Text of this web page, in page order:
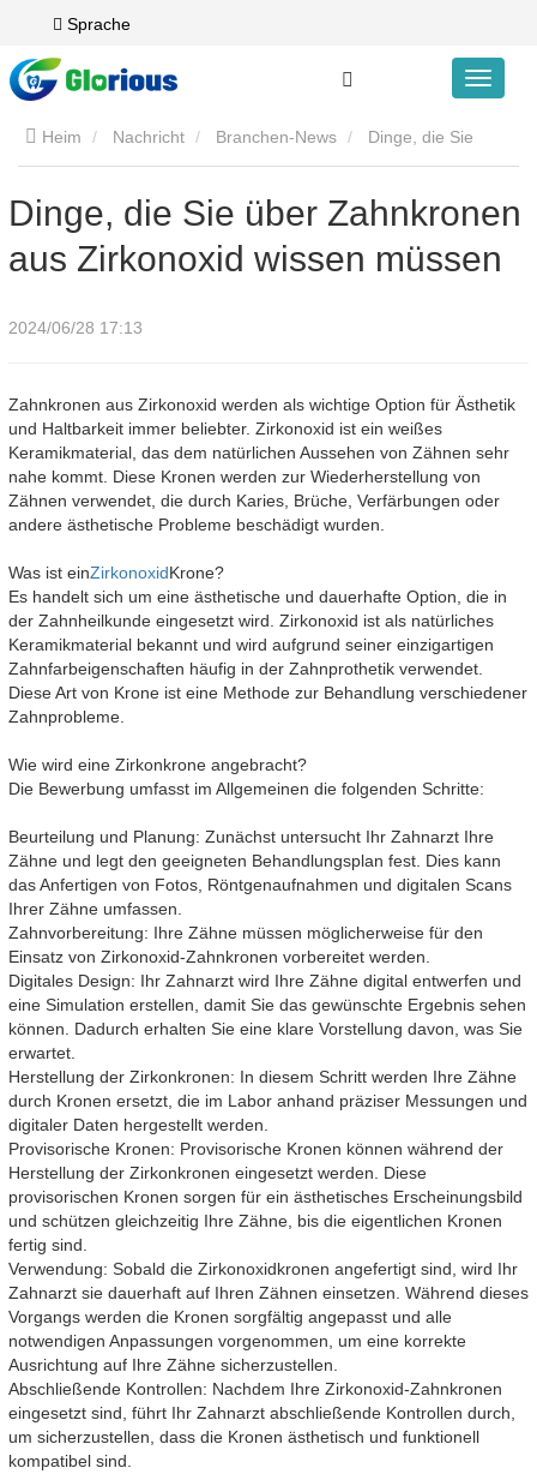
Sprache
Heim Nachricht Branchen-News
Dinge, die Sie über Zahnkronen
aus Zirkonoxid wissen müssen
2024/06/28 17:13
Zahnkronen aus Zirkonoxid werden als wichtige Option für Ästhetik
und Haltbarkeit immer beliebter. Zirkonoxid ist ein weißes
Keramikmaterial, das dem natürlichen Aussehen von Zähnen sehr
nahe kommt. Diese Kronen werden zur Wiederherstellung von
Zähnen verwendet, die durch Karies, Brüche, Verfärbungen oder
andere ästhetische Probleme beschädigt wurden.
Was ist einZirkonoxidKrone?
Es handelt sich um eine ästhetische und dauerhafte Option, die in
der Zahnheilkunde eingesetzt wird. Zirkonoxid ist als natürliches
Keramikmaterial bekannt und wird aufgrund seiner einzigartigen
Zahnfarbeigenschaften häufig in der Zahnprothetik verwendet.
Diese Art von Krone ist eine Methode zur Behandlung verschiedener
Zahnprobleme.
Wie wird eine Zirkonkrone angebracht?
Die Bewerbung umfasst im Allgemeinen die folgenden Schritte:
Beurteilung und Planung: Zunächst untersucht Ihr Zahnarzt Ihre
Zähne und legt den geeigneten Behandlungsplan fest. Dies kann
das Anfertigen von Fotos, Röntgenaufnahmen und digitalen Scans
Ihrer Zähne umfassen.
Zahnvorbereitung: Ihre Zähne müssen möglicherweise für den
Einsatz von Zirkonoxid-Zahnkronen vorbereitet werden.
Digitales Design: Ihr Zahnarzt wird Ihre Zähne digital entwerfen und
eine Simulation erstellen, damit Sie das gewünschte Ergebnis sehen
können. Dadurch erhalten Sie eine klare Vorstellung davon, was Sie
erwartet.
Herstellung der Zirkonkronen: In diesem Schritt werden Ihre Zähne
durch Kronen ersetzt, die im Labor anhand präziser Messungen und
digitaler Daten hergestellt werden.
Provisorische Kronen: Provisorische Kronen können während der
Herstellung der Zirkonkronen eingesetzt werden. Diese
provisorischen Kronen sorgen für ein ästhetisches Erscheinungsbild
und schützen gleichzeitig Ihre Zähne, bis die eigentlichen Kronen
fertig sind.
Verwendung: Sobald die Zirkonoxidkronen angefertigt sind, wird Ihr
Zahnarzt sie dauerhaft auf Ihren Zähnen einsetzen. Während dieses
Vorgangs werden die Kronen sorgfältig angepasst und alle
notwendigen Anpassungen vorgenommen, um eine korrekte
Ausrichtung auf Ihre Zähne sicherzustellen.
Abschließende Kontrollen: Nachdem Ihre Zirkonoxid-Zahnkronen
eingesetzt sind, führt Ihr Zahnarzt abschließende Kontrollen durch,
um sicherzustellen, dass die Kronen ästhetisch und funktionell
kompatibel sind.